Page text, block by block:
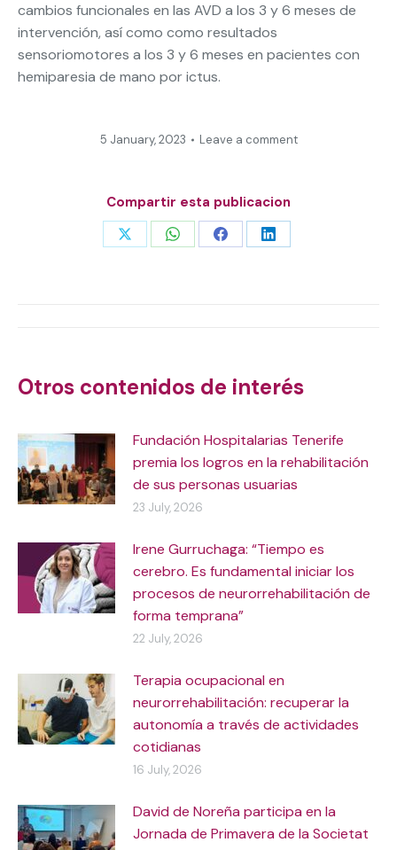
cambios funcionales en las AVD a los 3 y 6 meses de
intervención, así como como resultados
sensoriomotores a los 3 y 6 meses en pacientes con
hemiparesia de mano por ictus.
5 January, 2023 Leave a comment
Compartir esta publicacion
Share Share Share Share
Otros contenidos de interés
Fundación Hospitalarias Tenerife
premia los logros en la rehabilitación
de sus personas usuarias
23 July, 2026
Irene Gurruchaga: “Tiempo es
cerebro. Es fundamental iniciar los
procesos de neurorrehabilitación de
forma temprana”
22 July, 2026
Terapia ocupacional en
neurorrehabilitación: recuperar la
autonomía a través de actividades
cotidianas
16 July, 2026
David de Noreña participa en la
Jornada de Primavera de la Societat